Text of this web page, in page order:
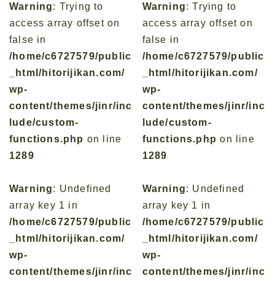
Warning: Trying to
access array offset on
false in
/home/c6727579/public
_html/hitorijikan.com/
wp-
content/themes/jinr/inc
lude/custom-
functions.php on line
1289
Warning: Undefined
array key 1 in
/home/c6727579/public
_html/hitorijikan.com/
wp-
content/themes/jinr/inc
Warning: Trying to
access array offset on
false in
/home/c6727579/public
_html/hitorijikan.com/
wp-
content/themes/jinr/inc
lude/custom-
functions.php on line
1289
Warning: Undefined
array key 1 in
/home/c6727579/public
_html/hitorijikan.com/
wp-
content/themes/jinr/inc